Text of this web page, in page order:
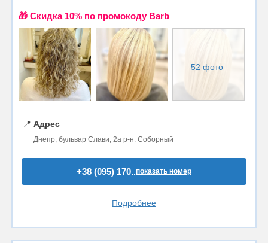
🎁 Cкидка 10% по промокоду Barb
52 фото
📍 Адрес
Днепр, бульвар Слави, 2a р-н. Соборный
+38 (095) 170..показать номер
Подробнее